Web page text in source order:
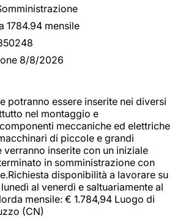
1784.94 mensile
8/8/2026
potranno essere inserite nei diversi
nel montaggio e
meccaniche ed elettriche
di piccole e grandi
verranno inserite con un iniziale
in somministrazione con
disponibilità a lavorare su
al venerdì e saltuariamente al
mensile: € 1.784,94 Luogo di
(CN)